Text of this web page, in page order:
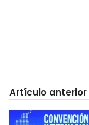
Artículo anterior